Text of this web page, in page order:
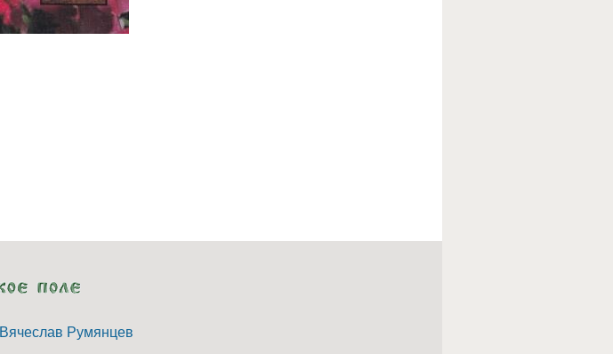
Вячеслав Румянцев